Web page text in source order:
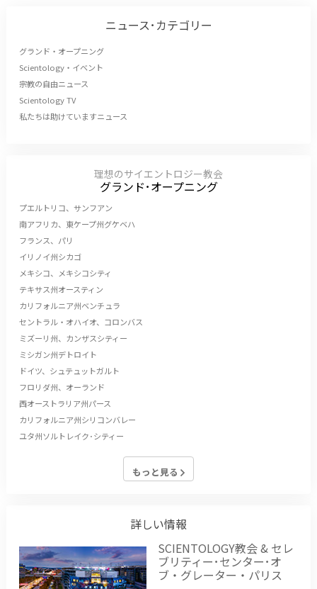
ニュース･カテゴリー
グランド・オープニング
Scientology・イベント
宗教の自由ニュース
Scientology TV
私たちは助けていますニュース
理想のサイエントロジー教会
グランド･オープニング
プエルトリコ、サンフアン
南アフリカ、東ケープ州グケベハ
フランス、パリ
イリノイ州シカゴ
メキシコ、メキシコシティ
テキサス州オースティン
カリフォルニア州ベンチュラ
セントラル・オハイオ、コロンバス
ミズーリ州、カンザスシティー
ミシガン州デトロイト
ドイツ、シュテュットガルト
フロリダ州、オーランド
西オーストラリア州パース
カリフォルニア州シリコンバレー
ユタ州ソルトレイク･シティー
もっと見る
詳しい情報
SCIENTOLOGY教会 & セレ
ブリティー･センター･オ
ブ・グレーター・パリス